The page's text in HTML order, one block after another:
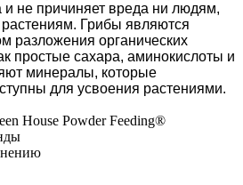
и не причиняет вреда ни людям,
Грибы являются
разложения органических
простые сахара, аминокислоты и
минералы, которые
для усвоения растениями.
House Powder Feeding®